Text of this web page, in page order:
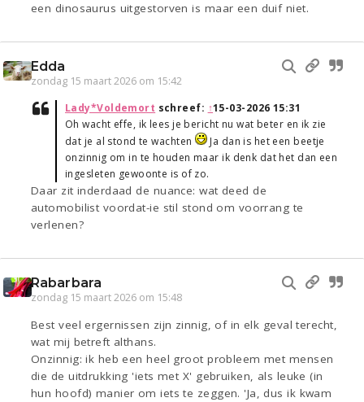
een dinosaurus uitgestorven is maar een duif niet.
Edda
zondag 15 maart 2026 om 15:42
Lady*Voldemort schreef: ↑15-03-2026 15:31
Oh wacht effe, ik lees je bericht nu wat beter en ik zie
dat je al stond te wachten
Ja dan is het een beetje
onzinnig om in te houden maar ik denk dat het dan een
ingesleten gewoonte is of zo.
Daar zit inderdaad de nuance: wat deed de
automobilist voordat-ie stil stond om voorrang te
verlenen?
Rabarbara
zondag 15 maart 2026 om 15:48
Best veel ergernissen zijn zinnig, of in elk geval terecht,
wat mij betreft althans.
Onzinnig: ik heb een heel groot probleem met mensen
die de uitdrukking 'iets met X' gebruiken, als leuke (in
hun hoofd) manier om iets te zeggen. 'Ja, dus ik kwam